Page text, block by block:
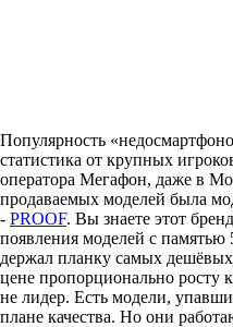
Популярность
статистика от крупных
оператора Мегафон, даже в
продаваемых моделей была
- PROOF. Вы знаете этот
появления моделей с памятью
держал планку самых
цене пропорционально росту
не лидер. Есть модели,
плане качества. Но они